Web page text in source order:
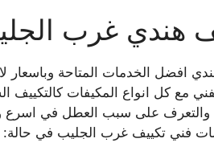
هندي غرب
الخدمات المتاحة وباسعار لا
مع كل انواع المكيفات
والتعرف على سبب العطل في اسرع
فني تكييف غرب الجليب في حالة: